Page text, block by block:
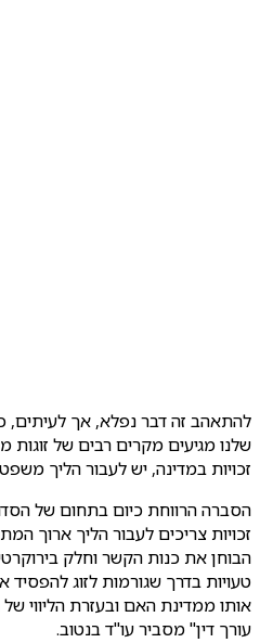
להתאהב זה דבר נפלא, אך לעיתים,
שלנו מגיעים מקרים רבים של
זכויות במדינה, יש לעבור הליך
הסברה הרווחת כיום בתחום של
זכויות צריכים לעבור הליך ארוך
הבוחן את כנות הקשר וחלק
טעויות בדרך שגורמות לזוג
אותו ממדינת האם ובעזרת הליווי
עורך דין" מסביר עו"ד בנטוב.